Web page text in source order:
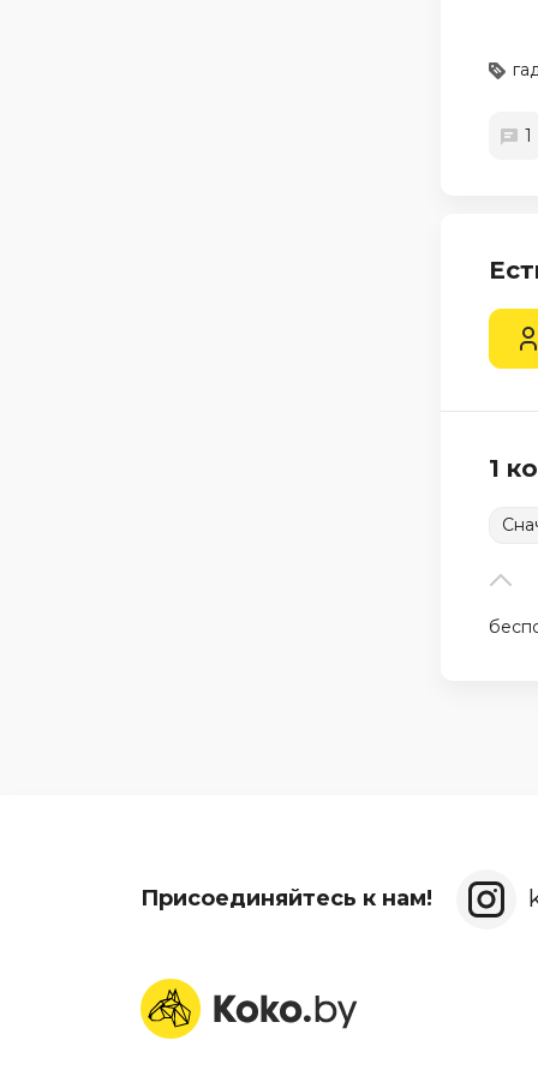
1
1
Присоединяйтесь к нам!